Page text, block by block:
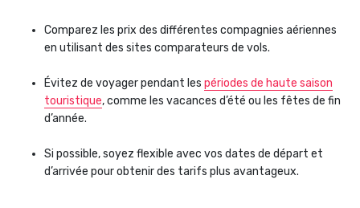
Comparez les prix des différentes compagnies aériennes
en utilisant des sites comparateurs de vols.
Évitez de voyager pendant les périodes de haute saison
touristique, comme les vacances d’été ou les fêtes de fin
d’année.
Si possible, soyez flexible avec vos dates de départ et
d’arrivée pour obtenir des tarifs plus avantageux.